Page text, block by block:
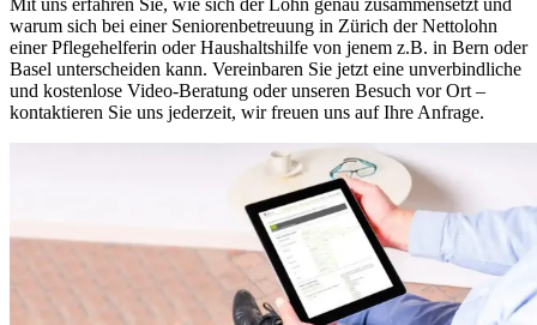
Mit uns erfahren Sie, wie sich der Lohn genau zusammensetzt und
warum sich bei einer Seniorenbetreuung in Zürich der Nettolohn
einer Pflegehelferin oder Haushaltshilfe von jenem z.B. in Bern oder
Basel unterscheiden kann. Vereinbaren Sie jetzt eine unverbindliche
und kostenlose Video-Beratung oder unseren Besuch vor Ort –
kontaktieren Sie uns jederzeit, wir freuen uns auf Ihre Anfrage.